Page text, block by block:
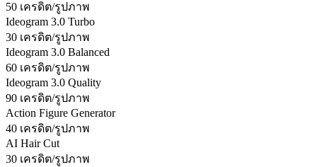
50 เครดิต/รูปภาพ
Ideogram 3.0 Turbo
30 เครดิต/รูปภาพ
Ideogram 3.0 Balanced
60 เครดิต/รูปภาพ
Ideogram 3.0 Quality
90 เครดิต/รูปภาพ
Action Figure Generator
40 เครดิต/รูปภาพ
AI Hair Cut
30 เครดิต/รูปภาพ